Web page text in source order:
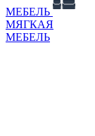
МЕБЕЛЬ
МЯГКАЯ
МЕБЕЛЬ